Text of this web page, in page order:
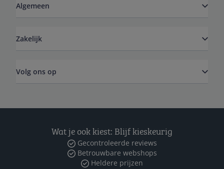
Algemeen
Zakelijk
Volg ons op
Wat je ook kiest: Blijf kieskeurig
Gecontroleerde reviews
Betrouwbare webshops
Heldere prijzen